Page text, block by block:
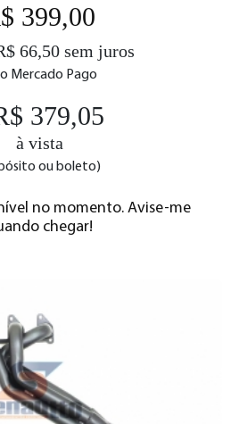
399,00
66,50 sem juros
Mercado Pago
379,05
à vista
ou boleto)
no momento. Avise-me
chegar!